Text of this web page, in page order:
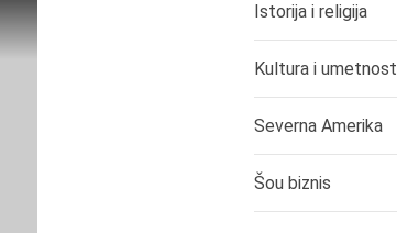
Istorija i religija
Kultura i umetnost
Severna Amerika
Šou biznis